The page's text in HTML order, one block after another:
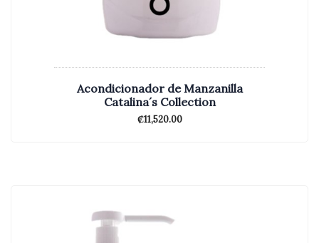
Acondicionador de Manzanilla
Catalina´s Collection
₡11,520.00